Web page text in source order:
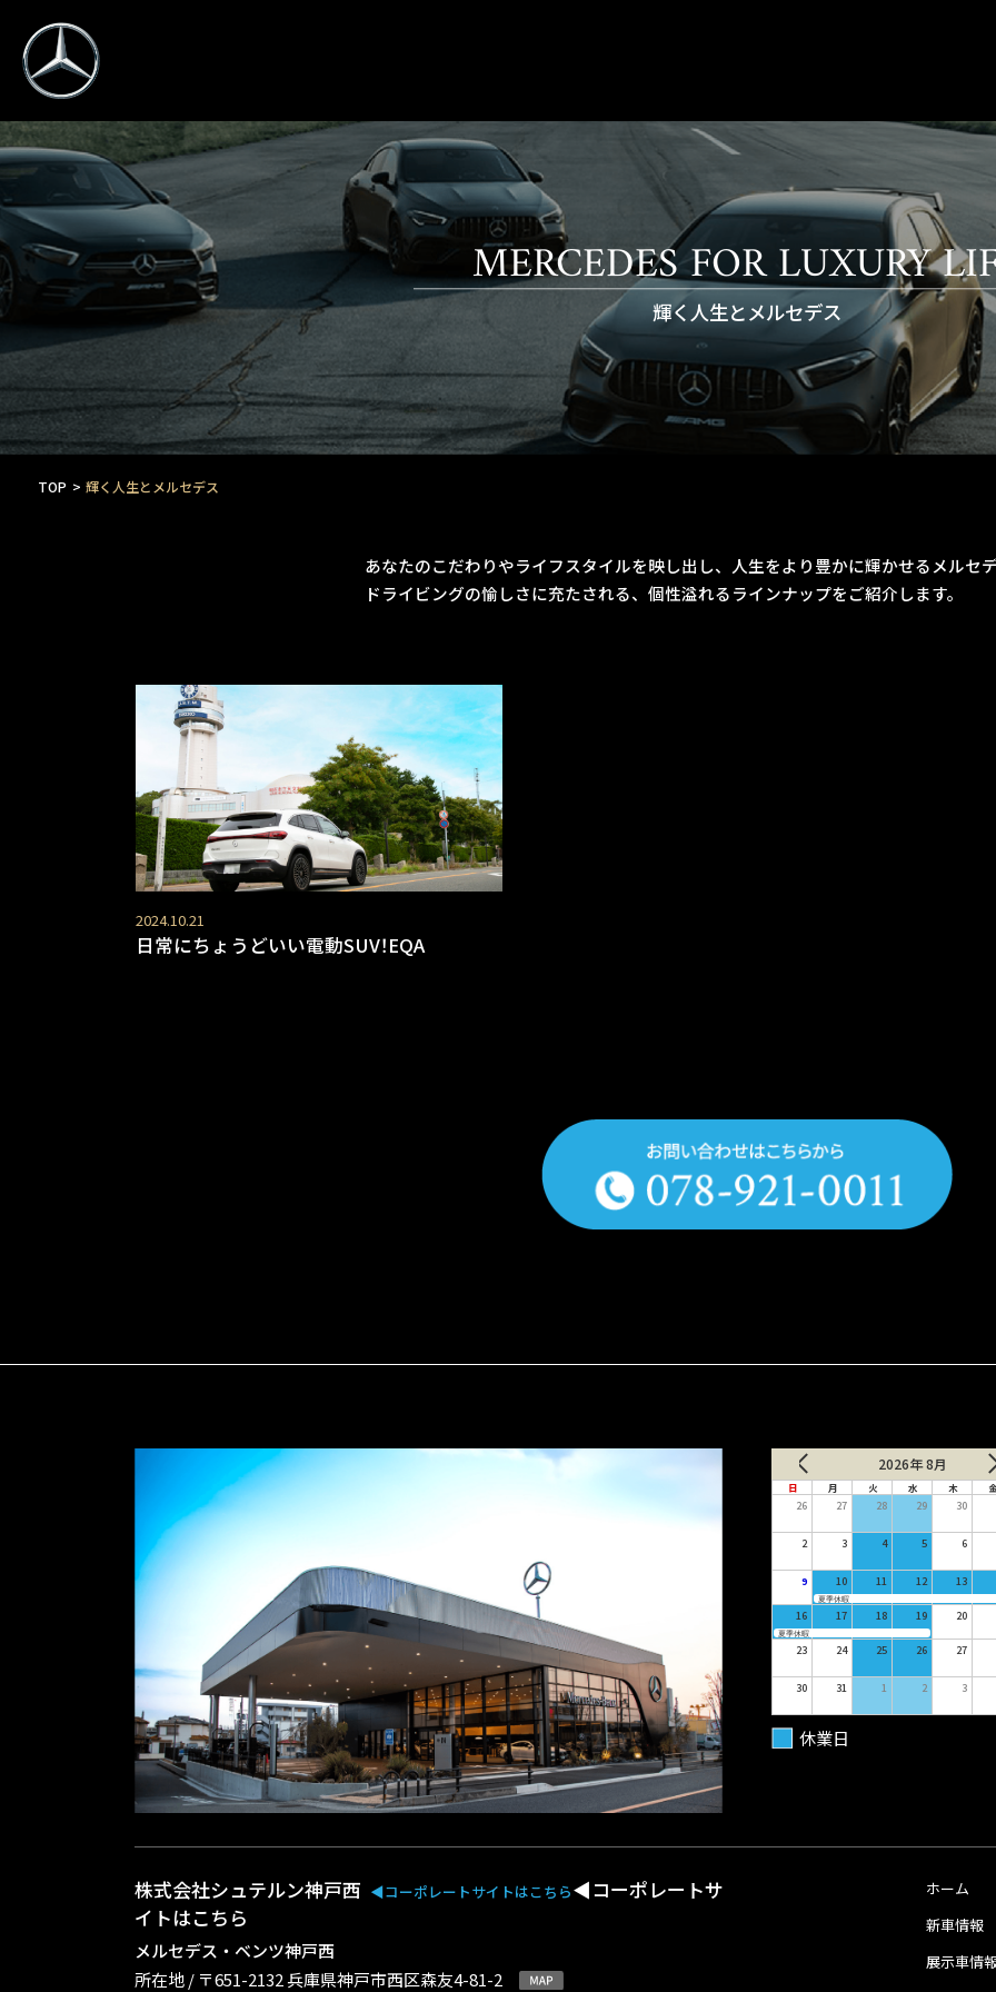
MERCEDES FOR LUXURY
輝く人生とメルセデス
TOP 輝く人生とメルセデス
あなたのこだわりやライフスタイルを映し出し、人生をより豊かに輝かせるメルセデ
ドライビングの愉しさに充たされる、個性溢れるラインナップをご紹介します。
2024.10.21
日常にちょうどいい電動SUV！EQA
2026年 8月
日 月 火 水 木 金
26 27 28 29 30
2 3 4 5 6
9 10 11 12 13
夏季休暇
16 17 18 19 20
夏季休暇
23 24 25 26 27
30 31 1 2 3
休業日
株式会社シュテルン神戸西 ◀︎コーポレートサイトはこちら◀︎コーポレートサ
イトはこちら
メルセデス・ベンツ神戸西
所在地 / 〒651-2132 兵庫県神戸市西区森友4-81-2
ホーム
新車情報
展示車情